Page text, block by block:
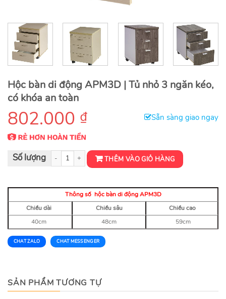
Hộc bàn di động APM3D | Tủ nhỏ 3 ngăn kéo,
có khóa an toàn
802.000 ₫ Sẵn sàng giao ngay
Hộc bàn di động APM3D số lượng THÊM VÀO GIỎ HÀNG
Thông số hộc bàn di động APM3D
Chiều dài
Chiều sâu
Chiều cao
40cm
48cm 59cm
CHAT ZALO CHAT MESSENGER
SẢN PHẨM TƯƠNG TỰ